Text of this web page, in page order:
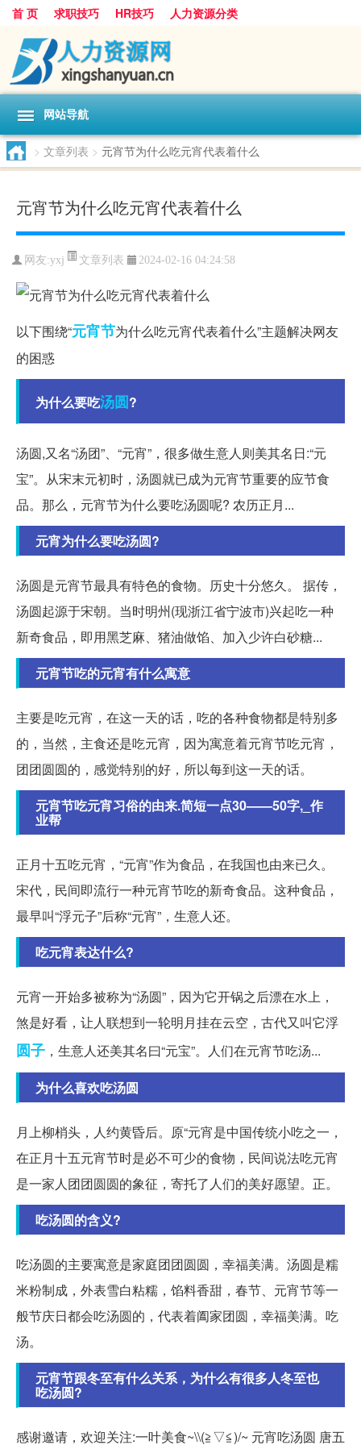
首 页 求职技巧 HR技巧 人力资源分类
网站导航
> 文章列表 > 元宵节为什么吃元宵代表着什么
元宵节为什么吃元宵代表着什么
网友:yxj 文章列表 2024-02-16 04:24:58
以下围绕“元宵节为什么吃元宵代表着什么”主题解决网友
的困惑
为什么要吃汤圆?
汤圆,又名“汤团”、“元宵”，很多做生意人则美其名日:“元
宝”。从宋末元初时，汤圆就已成为元宵节重要的应节食
品。那么，元宵节为什么要吃汤圆呢? 农历正月...
元宵为什么要吃汤圆?
汤圆是元宵节最具有特色的食物。历史十分悠久。 据传，
汤圆起源于宋朝。当时明州(现浙江省宁波市)兴起吃一种
新奇食品，即用黑芝麻、猪油做馅、加入少许白砂糖...
元宵节吃的元宵有什么寓意
主要是吃元宵，在这一天的话，吃的各种食物都是特别多
的，当然，主食还是吃元宵，因为寓意着元宵节吃元宵，
团团圆圆的，感觉特别的好，所以每到这一天的话。
元宵节吃元宵习俗的由来.简短一点30——50字,_作
业帮
正月十五吃元宵，“元宵”作为食品，在我国也由来已久。
宋代，民间即流行一种元宵节吃的新奇食品。这种食品，
最早叫“浮元子”后称“元宵”，生意人还。
吃元宵表达什么?
元宵一开始多被称为“汤圆”，因为它开锅之后漂在水上，
煞是好看，让人联想到一轮明月挂在云空，古代又叫它浮
圆子 ，生意人还美其名曰“元宝”。人们在元宵节吃汤...
为什么喜欢吃汤圆
月上柳梢头，人约黄昏后。原“元宵是中国传统小吃之一，
在正月十五元宵节时是必不可少的食物，民间说法吃元宵
是一家人团团圆圆的象征，寄托了人们的美好愿望。正。
吃汤圆的含义?
吃汤圆的主要寓意是家庭团团圆圆，幸福美满。汤圆是糯
米粉制成，外表雪白粘糯，馅料香甜，春节、元宵节等一
般节庆日都会吃汤圆的，代表着阖家团圆，幸福美满。吃
汤。
元宵节跟冬至有什么关系，为什么有很多人冬至也
吃汤圆?
感谢邀请，欢迎关注:一叶美食~\\(≧▽≦)/~ 元宵吃汤圆 唐五